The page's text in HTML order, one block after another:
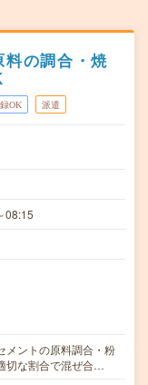
料の調合・焼
OK 派遣
08:15
メントの原料調合・粉
切な割合で混ぜ合…